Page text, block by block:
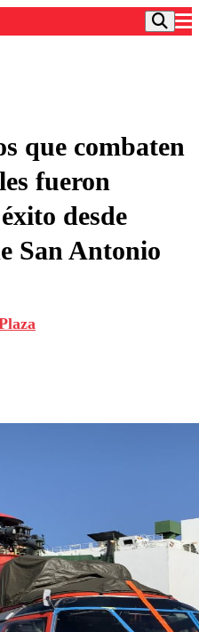
que combaten
fueron
desde
San Antonio